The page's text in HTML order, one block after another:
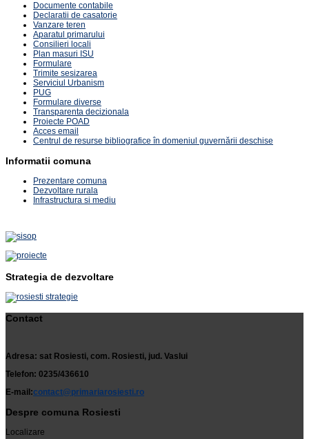
Documente contabile
Declaratii de casatorie
Vanzare teren
Aparatul primarului
Consilieri locali
Plan masuri ISU
Formulare
Trimite sesizarea
Serviciul Urbanism
PUG
Formulare diverse
Transparenta decizionala
Proiecte POAD
Acces email
Centrul de resurse bibliografice în domeniul guvernării deschise
Informatii comuna
Prezentare comuna
Dezvoltare rurala
Infrastructura si mediu
Strategia de dezvoltare
Contact
Adresa: sat Rosiesti, com. Rosiesti, jud. Vaslui
Telefon: 0235/436610
E-mail:contact@primariarosiesti.ro
Despre comuna Rosiesti
Localizare